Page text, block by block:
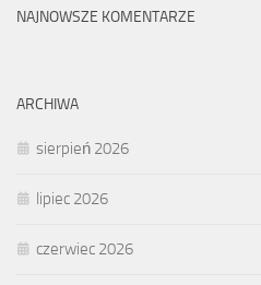
NAJNOWSZE KOMENTARZE
ARCHIWA
sierpień 2026
lipiec 2026
czerwiec 2026